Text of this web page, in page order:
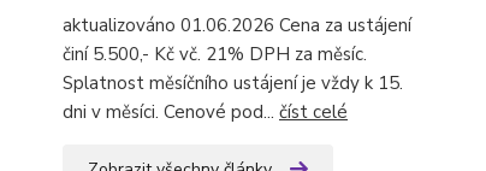
aktualizováno 01.06.2026 Cena za ustájení
činí 5.500,- Kč vč. 21% DPH za měsíc.
Splatnost měsíčního ustájení je vždy k 15.
dni v měsíci. Cenové pod... číst celé